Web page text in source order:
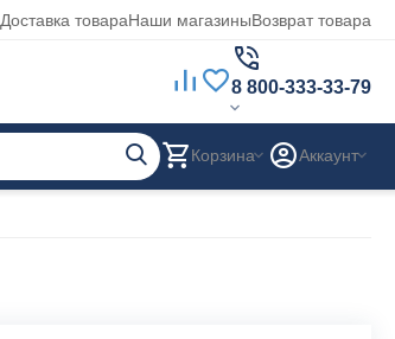
Доставка товараНаши магазиныВозврат товара
8 800-333-33-79
Корзина Аккаунт